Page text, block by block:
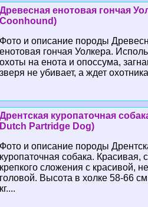
Древесная енотовая гончая
Coonhound)
Фото и описание породы
енотовая гончая Уолкера.
охоты на енота и опоссума,
зверя не убивает, а ждет
Дрентская куропаточная
Dutch Partridge Dog)
Фото и описание породы
куропаточная собака. Красивая,
крепкого сложения с красивой,
головой. Высота в холке 58-66
кг....